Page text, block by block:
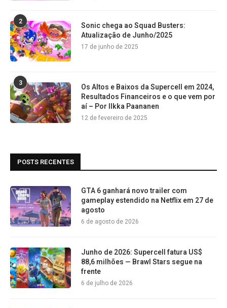
2
Sonic chega ao Squad Busters:
Atualização de Junho/2025
17 de junho de 2025
3
Os Altos e Baixos da Supercell em 2024,
Resultados Financeiros e o que vem por
aí – Por Ilkka Paananen
12 de fevereiro de 2025
POSTS RECENTES
GTA 6 ganhará novo trailer com
gameplay estendido na Netflix em 27 de
agosto
6 de agosto de 2026
Junho de 2026: Supercell fatura US$
88,6 milhões — Brawl Stars segue na
frente
6 de julho de 2026